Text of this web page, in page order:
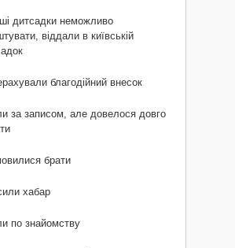
дитсадки неможливо
віддали в київській
благодійний внесок
за записом, але довелося довго
брати
хабар
по знайомству